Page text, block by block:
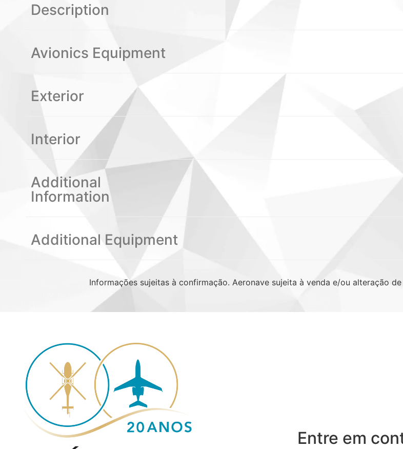
Description
Avionics Equipment
Exterior
Interior
Additional
Information
Additional Equipment
Informações sujeitas à confirmação. Aeronave sujeita à venda e/ou alteração
Entre em